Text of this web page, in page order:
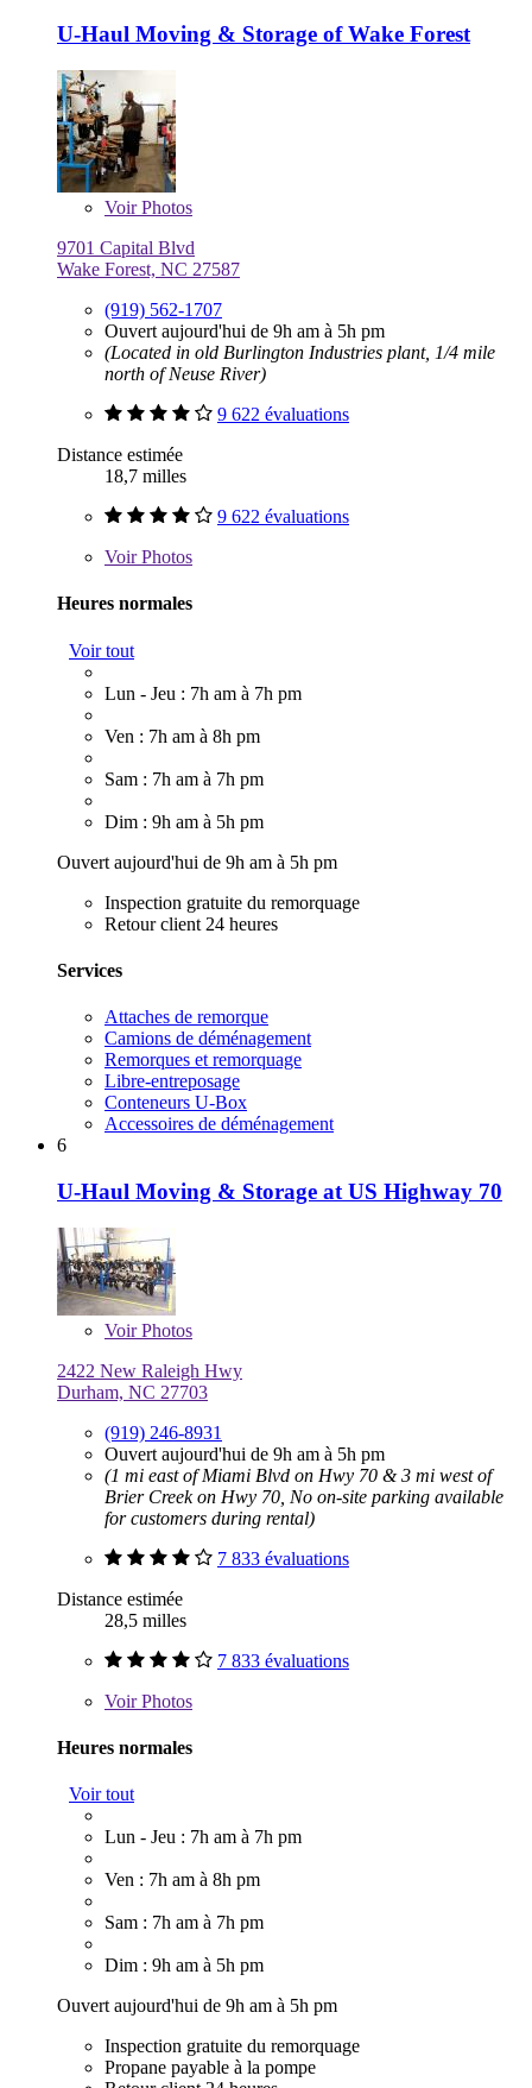
U-Haul Moving & Storage of Wake Forest
VoirPhotos
9701 Capital Blvd
Wake Forest, NC 27587
(919) 562-1707
Ouvert aujourd'hui de 9h am à 5h pm
(Located in old Burlington Industries plant, 1/4 mile
north of Neuse River)
9 622 évaluations
Distance estimée
18,7 milles
9 622 évaluations
VoirPhotos
Heures normales
Voir tout
Lun - Jeu : 7h am à 7h pm
Ven : 7h am à 8h pm
Sam : 7h am à 7h pm
Dim : 9h am à 5h pm
Ouvert aujourd'hui de 9h am à 5h pm
Inspection gratuite du remorquage
Retour client 24 heures
Services
Attaches de remorque
Camions de déménagement
Remorques et remorquage
Libre-entreposage
Conteneurs U-Box
Accessoires de déménagement
6
U-Haul Moving & Storage at US Highway 70
VoirPhotos
2422 New Raleigh Hwy
Durham, NC 27703
(919) 246-8931
Ouvert aujourd'hui de 9h am à 5h pm
(1 mi east of Miami Blvd on Hwy 70 & 3 mi west of
Brier Creek on Hwy 70, No on-site parking available
for customers during rental)
7 833 évaluations
Distance estimée
28,5 milles
7 833 évaluations
VoirPhotos
Heures normales
Voir tout
Lun - Jeu : 7h am à 7h pm
Ven : 7h am à 8h pm
Sam : 7h am à 7h pm
Dim : 9h am à 5h pm
Ouvert aujourd'hui de 9h am à 5h pm
Inspection gratuite du remorquage
Propane payable à la pompe